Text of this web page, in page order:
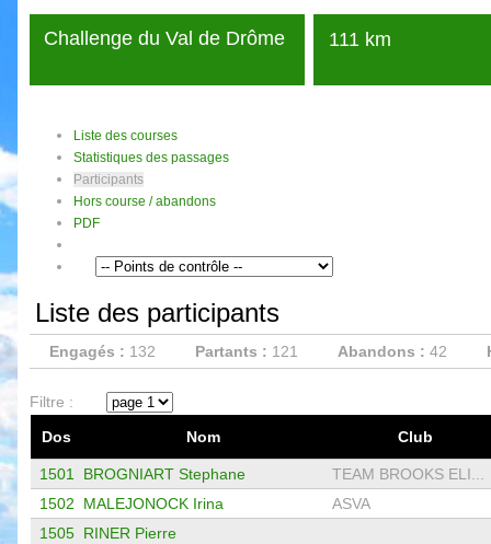
Challenge du Val de Drôme 111 km
Liste des courses
Statistiques des passages
Participants
Hors course / abandons
PDF
Liste des participants
Engagés : 132 Partants : 121 Abandons : 42
Filtre :
Dos
Nom Club
1501 BROGNIART Stephane
TEAM BROOKS ELI...
1502
MALEJONOCK Irina
ASVA
1505 RINER Pierre